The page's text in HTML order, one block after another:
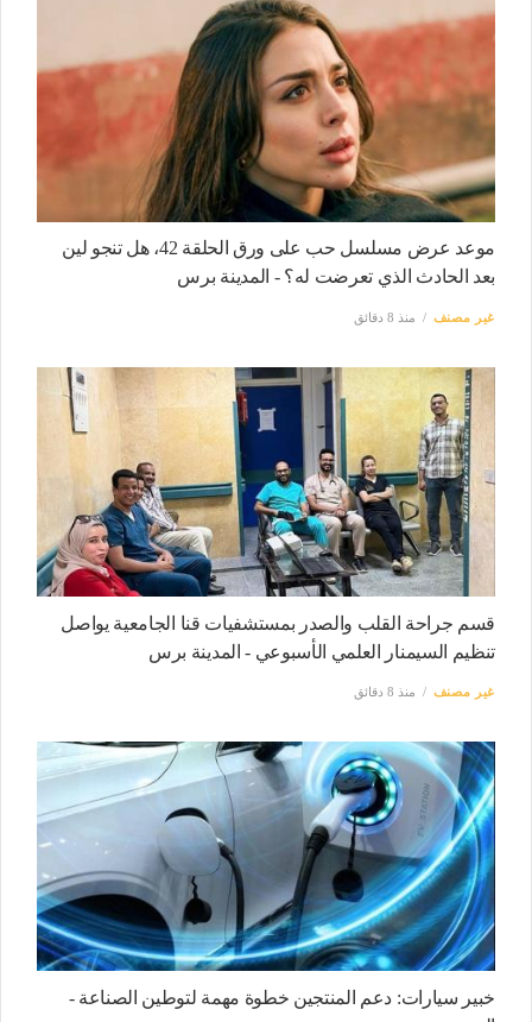
موعد عرض مسلسل حب على ورق الحلقة 42، هل تنجو لين
بعد الحادث الذي تعرضت له؟ - المدينة برس
غير مصنف منذ 8 دقائق
قسم جراحة القلب والصدر بمستشفيات قنا الجامعية يواصل
تنظيم السيمنار العلمي الأسبوعي - المدينة برس
غير مصنف منذ 8 دقائق
خبير سيارات: دعم المنتجين خطوة مهمة لتوطين الصناعة -